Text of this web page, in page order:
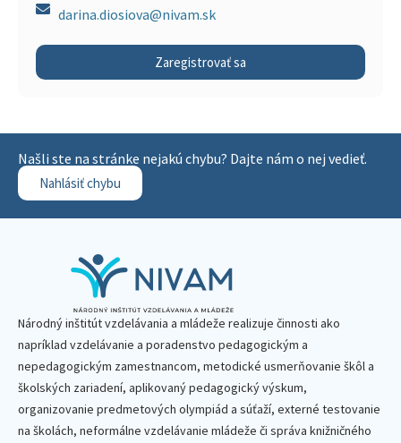
darina.diosiova@nivam.sk
Zaregistrovať sa
Našli ste na stránke nejakú chybu? Dajte nám o nej vedieť.
Nahlásiť chybu
Národný inštitút vzdelávania a mládeže realizuje činnosti ako
napríklad vzdelávanie a poradenstvo pedagogickým a
nepedagogickým zamestnancom, metodické usmerňovanie škôl a
školských zariadení, aplikovaný pedagogický výskum,
organizovanie predmetových olympiád a súťaží, externé testovanie
na školách, neformálne vzdelávanie mládeže či správa knižničného